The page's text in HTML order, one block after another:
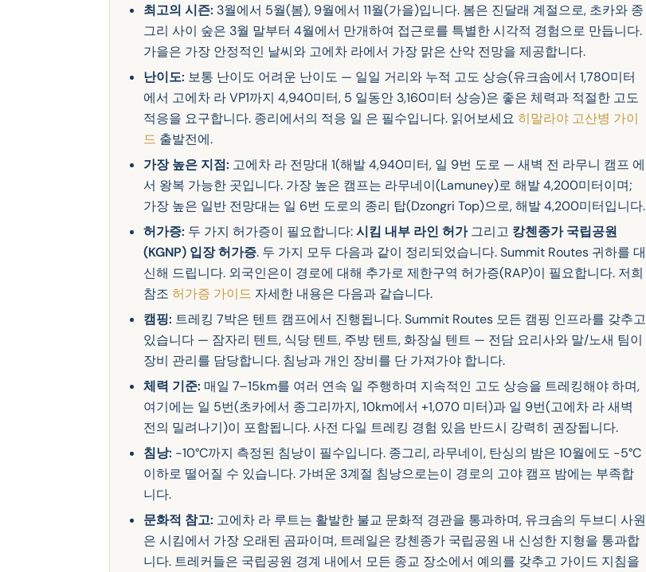
최고의 시즌: 3월에서 5월(봄), 9월에서 11월(가을)입니다. 봄은 진달래 계절으로, 초카와 종
그리 사이 숲은 3월 말부터 4월에서 만개하여 접근로를 특별한 시각적 경험으로 만듭니다.
가을은 가장 안정적인 날씨와 고에차 라에서 가장 맑은 산악 전망을 제공합니다.
난이도: 보통 난이도 어려운 난이도 — 일일 거리와 누적 고도 상승(유크솜에서 1,780미터
에서 고에차 라 VP1까지 4,940미터, 5 일동안 3,160미터 상승)은 좋은 체력과 적절한 고도
적응을 요구합니다. 종리에서의 적응 일 은 필수입니다. 읽어보세요 히말라야 고산병 가이
드 출발전에.
가장 높은 지점: 고에차 라 전망대 1(해발 4,940미터, 일 9번 도로 — 새벽 전 라무니 캠프 에
서 왕복 가능한 곳입니다. 가장 높은 캠프는 라무네이(Lamuney)로 해발 4,200미터이며;
가장 높은 일반 전망대는 일 6번 도로의 종리 탑(Dzongri Top)으로, 해발 4,200미터입니다.
허가증: 두 가지 허가증이 필요합니다:시킴 내부 라인 허가그리고 캉첸종가 국립공원
(KGNP) 입장 허가증. 두 가지 모두 다음과 같이 정리되었습니다. Summit Routes 귀하를 대
신해 드립니다. 외국인은이 경로에 대해 추가로 제한구역 허가증(RAP)이 필요합니다. 저희
참조 허가증 가이드 자세한 내용은 다음과 같습니다.
캠핑: 트레킹 7박은 텐트 캠프에서 진행됩니다. Summit Routes 모든 캠핑 인프라를 갖추고
있습니다 — 잠자리 텐트, 식당 텐트, 주방 텐트, 화장실 텐트 — 전담 요리사와 말/노새 팀이
장비 관리를 담당합니다. 침낭과 개인 장비를 단 가져가야 합니다.
체력 기준: 매일 7–15km를 여러 연속 일 주행하며 지속적인 고도 상승을 트레킹해야 하며,
여기에는 일 5번(초카에서 종그리까지, 10km에서 +1,070 미터)과 일 9번(고에차 라 새벽
전의 밀려나기)이 포함됩니다. 사전 다일 트레킹 경험 있음 반드시 강력히 권장됩니다.
침낭: -10°C까지 측정된 침낭이 필수입니다. 종그리, 라무네이, 탄싱의 밤은 10월에도 -5°C
이하로 떨어질 수 있습니다. 가벼운 3계절 침낭으로는이 경로의 고야 캠프 밤에는 부족합
니다.
문화적 참고: 고에차 라 루트는 활발한 불교 문화적 경관을 통과하며, 유크솜의 두브디 사원
은 시킴에서 가장 오래된 곰파이며, 트레일은 캉첸종가 국립공원 내 신성한 지형을 통과합
니다. 트레커들은 국립공원 경계 내에서 모든 종교 장소에서 예의를 갖추고 가이드 지침을